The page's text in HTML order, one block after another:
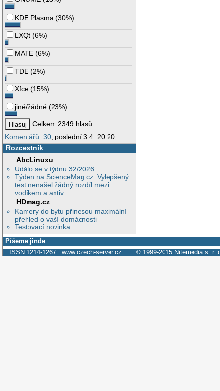
KDE Plasma (30%)
LXQt (6%)
MATE (6%)
TDE (2%)
Xfce (15%)
jiné/žádné (23%)
Celkem 2349 hlasů
Komentářů: 30 , poslední 3.4. 20:20
Rozcestník
AbcLinuxu
Událo se v týdnu 32/2026
Týden na ScienceMag.cz: Vylepšený
test nenašel žádný rozdíl mezi
vodíkem a antiv
HDmag.cz
Kamery do bytu přinesou maximální
přehled o vaší domácnosti
Testovací novinka
Píšeme jinde
ISSN 1214-1267 www.czech-server.cz © 1999-2015 Nitemedia s. r.